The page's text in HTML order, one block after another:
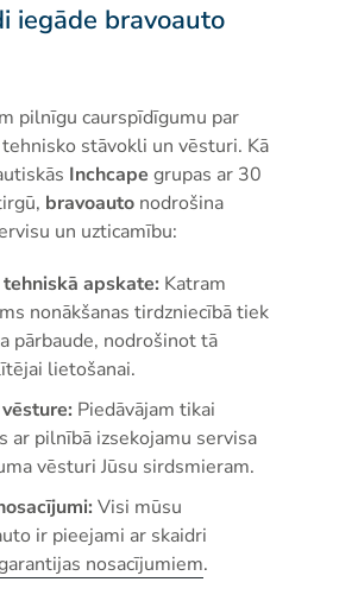
iegāde bravoauto
pilnīgu caurspīdīgumu par
stāvokli un vēsturi. Kā
Inchcape grupas ar 30
bravoauto nodrošina
un uzticamību:
apskate: Katram
nonākšanas tirdzniecībā tiek
pārbaude, nodrošinot tā
lietošanai.
Piedāvājam tikai
ar pilnībā izsekojamu servisa
vēsturi Jūsu sirdsmieram.
Visi mūsu
ir pieejami ar skaidri
nosacījumiem.